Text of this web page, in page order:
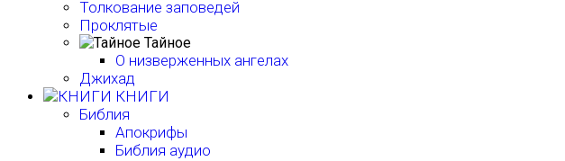
Толкование заповедей
Проклятые
Тайное
О низверженных ангелах
Джихад
КНИГИ
Библия
Апокрифы
Библия аудио